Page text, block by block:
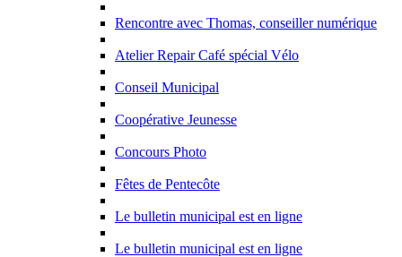
Rencontre avec Thomas, conseiller numérique
Atelier Repair Café spécial Vélo
Conseil Municipal
Coopérative Jeunesse
Concours Photo
Fêtes de Pentecôte
Le bulletin municipal est en ligne
Le bulletin municipal est en ligne